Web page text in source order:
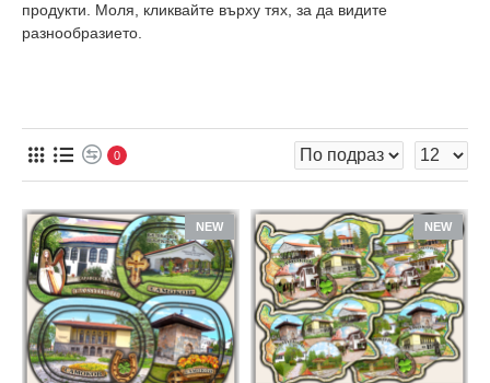
продукти. Моля, кликвайте върху тях, за да видите
разнообразието.
0
NEW NEW